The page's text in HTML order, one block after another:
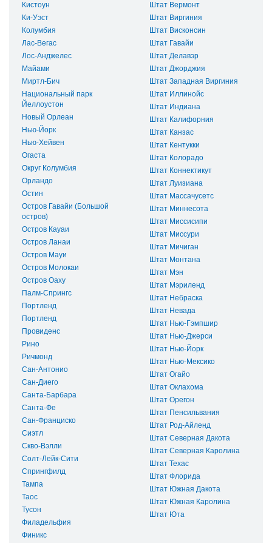
Кистоун
Ки-Уэст
Колумбия
Лас-Вегас
Лос-Анджелес
Майами
Миртл-Бич
Национальный парк
Йеллоустон
Новый Орлеан
Нью-Йорк
Нью-Хейвен
Огаста
Округ Колумбия
Орландо
Остин
Остров Гавайи (Большой
остров)
Остров Кауаи
Остров Ланаи
Остров Мауи
Остров Молокаи
Остров Оаху
Палм-Спрингс
Портленд
Портленд
Провиденс
Рино
Ричмонд
Сан-Антонио
Сан-Диего
Санта-Барбара
Санта-Фе
Сан-Франциско
Сиэтл
Скво-Вэлли
Солт-Лейк-Сити
Спрингфилд
Тампа
Таос
Тусон
Филадельфия
Финикс
Штат Вермонт
Штат Виргиния
Штат Висконсин
Штат Гавайи
Штат Делавэр
Штат Джорджия
Штат Западная Виргиния
Штат Иллинойс
Штат Индиана
Штат Калифорния
Штат Канзас
Штат Кентукки
Штат Колорадо
Штат Коннектикут
Штат Луизиана
Штат Массачусетс
Штат Миннесота
Штат Миссисипи
Штат Миссури
Штат Мичиган
Штат Монтана
Штат Мэн
Штат Мэриленд
Штат Небраска
Штат Невада
Штат Нью-Гэмпшир
Штат Нью-Джерси
Штат Нью-Йорк
Штат Нью-Мексико
Штат Огайо
Штат Оклахома
Штат Орегон
Штат Пенсильвания
Штат Род-Айленд
Штат Северная Дакота
Штат Северная Каролина
Штат Техас
Штат Флорида
Штат Южная Дакота
Штат Южная Каролина
Штат Юта